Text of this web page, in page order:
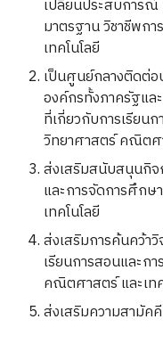
เปลี่ยนประสบการณ์
มาตรฐาน วิชาชีพก
เทคโนโลยี
เป็นศูนย์กลางติดต่อ
องค์กรทั้งภาครัฐแล
ที่เกี่ยวกับการเรียน
วิทยาศาสตร์ คณิตศ
ส่งเสริมสนับสนุนกิจ
และการจัดการศึก
เทคโนโลยี
ส่งเสริมการค้นคว้า
เรียนการสอนและก
คณิตศาสตร์ และเท
ส่งเสริมความสามัค